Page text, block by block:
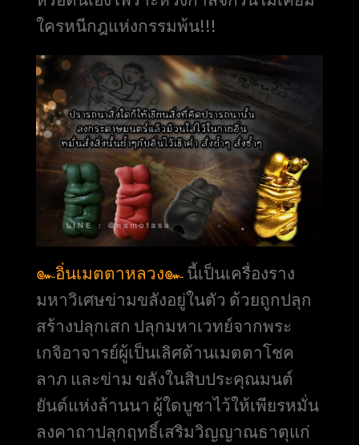
ใครหนีกฎแห่งกรรมพ้น!!!
๛อิ่นเมตตาหลวง๛ นี้เป็นเครื่องราง
มหาวิเศษข่ามขลังอยู่ในตัว ด้วยถูกปลุก
สร้างปลุกเสก ปลุกมหาเวทย์จากพระ
เกจิอาจารย์ผู้เป็นเลิศด้านเมตตาโชค
ลาภ และข่าม ขลังในสิบประคุณมนต์
ยันต์แห่งล้านนา ผู้ใดบูชาไว้ให้เพียรหมั่น
ลงคาถาปลุกฤทธิ์เสริมวิญญาณธาตุแก่